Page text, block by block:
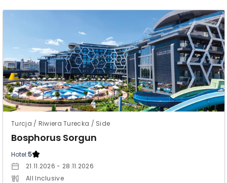
Turcja / Riwiera Turecka / Side
Bosphorus Sorgun
Hotel:5
21.11.2026 - 28.11.2026
All Inclusive